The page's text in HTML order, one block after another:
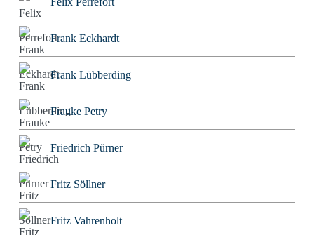
Frank Eckhardt
Frank Lübberding
Frauke Petry
Friedrich Pürner
Fritz Söllner
Fritz Vahrenholt